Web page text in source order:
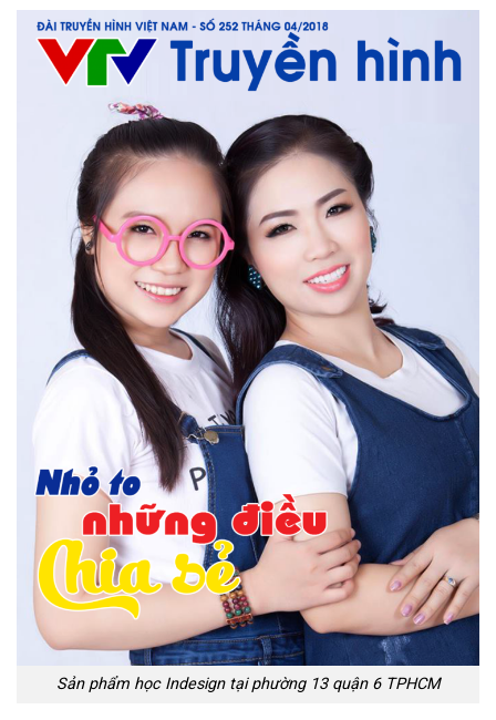
Sản phẩm học Indesign tại phường 13 quận 6 TPHCM